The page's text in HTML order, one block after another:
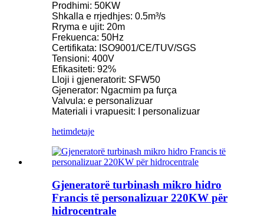
Prodhimi: 50KW
Shkalla e rrjedhjes: 0.5m³/s
Rryma e ujit: 20m
Frekuenca: 50Hz
Certifikata: ISO9001/CE/TUV/SGS
Tensioni: 400V
Efikasiteti: 92%
Lloji i gjeneratorit: SFW50
Gjenerator: Ngacmim pa furça
Valvula: e personalizuar
Materiali i vrapuesit: I personalizuar
hetimdetaje
Gjeneratorë turbinash mikro hidro
Francis të personalizuar 220KW për
hidrocentrale